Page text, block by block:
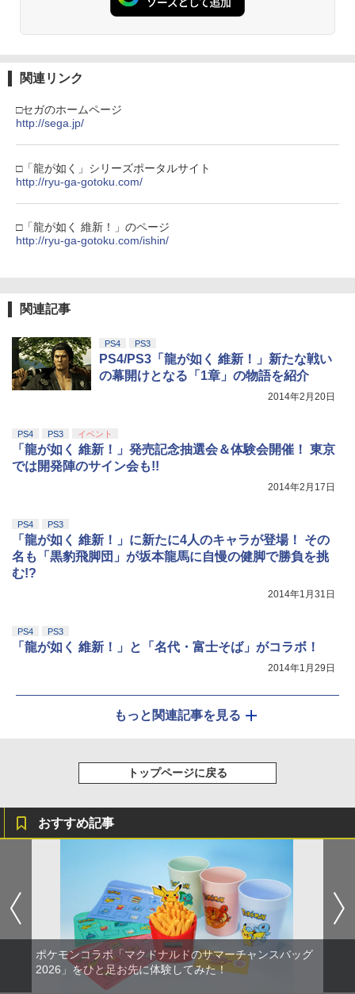
関連リンク
□セガのホームページ
http://sega.jp/
□「龍が如く」シリーズポータルサイト
http://ryu-ga-gotoku.com/
□「龍が如く 維新！」のページ
http://ryu-ga-gotoku.com/ishin/
関連記事
PS4 PS3
PS4/PS3「龍が如く 維新！」新たな戦い
の幕開けとなる「1章」の物語を紹介
2014年2月20日
PS4 PS3 イベント
「龍が如く 維新！」発売記念抽選会＆体験会開催！ 東京
では開発陣のサイン会も!!
2014年2月17日
PS4 PS3
「龍が如く 維新！」に新たに4人のキャラが登場！ その
名も「黒豹飛脚団」が坂本龍馬に自慢の健脚で勝負を挑
む!?
2014年1月31日
PS4 PS3
「龍が如く 維新！」と「名代・富士そば」がコラボ！
2014年1月29日
もっと関連記事を見る
トップページに戻る
おすすめ記事
ポケモンコラボ「マクドナルドのサマーチャンスバッグ
2026」をひと足お先に体験してみた！